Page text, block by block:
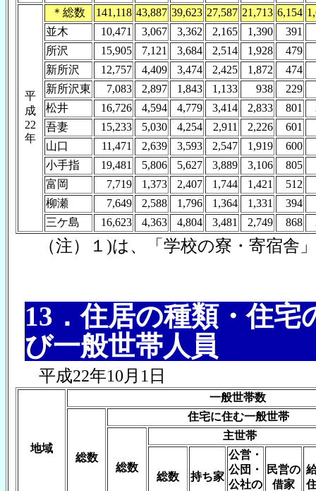
平
成
22
年
＊総数 141,118 43,887 39,623 27,587 21,713 6,154
並木
10,471 3,067 3,362 2,165 1,390
391
所沢
15,905 7,121 3,684 2,514 1,928 479
新所沢
12,757 4,409 3,474 2,425 1,872
474
新所沢東
7,083 2,897 1,843 1,133 938
229
松井
16,726 4,594 4,779 3,414 2,833 801
吾妻
15,233 5,030 4,254 2,911 2,226 601
山口
11,471 2,639 3,593 2,547 1,919 600
小手指
19,481 5,806 5,627 3,889 3,106 805
富岡
7,719 1,373 2,407 1,744 1,421 512
柳瀬
7,649 2,588 1,796 1,364 1,331 394
三ケ島
16,623 4,363 4,804 3,481 2,749 868
（注）１)は、「学校の寮・寄宿舎
13．住居の種類・住
び一般世帯人員
平成22年10月1日
地域
一般世帯数
総数
住宅に住む一般世帯
総数
主世帯
総数 持ち家
公営・
公団・
公社の
民営の
借家